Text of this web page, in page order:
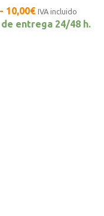
- 10,00€ IVA incluido
entrega 24/48 h.